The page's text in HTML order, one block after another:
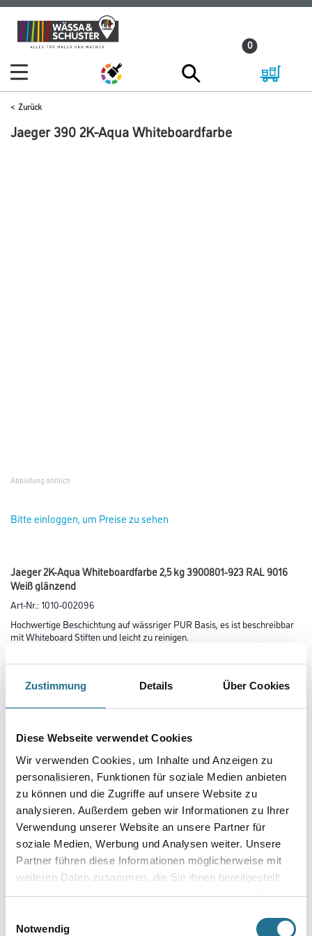
Zustimmung Details Über Cookies
Diese Webseite verwendet Cookies
Wir verwenden Cookies, um Inhalte und Anzeigen zu
personalisieren, Funktionen für soziale Medien anbieten
zu können und die Zugriffe auf unsere Website zu
analysieren. Außerdem geben wir Informationen zu Ihrer
Verwendung unserer Website an unsere Partner für
soziale Medien, Werbung und Analysen weiter. Unsere
Partner führen diese Informationen möglicherweise mit
weiteren Daten zusammen, die Sie ihnen bereitgestellt
haben oder die sie im Rahmen Ihrer Nutzung der Dienste
Notwendig
Zum
Inhalt
Zum
Navigationsmenü
0
Zurück
Jaeger 390 2K-Aqua Whiteboardfarbe
Abbildung ähnlich
Bitte einloggen, um Preise zu sehen
Jaeger 2K-Aqua Whiteboardfarbe 2,5 kg 3900801-923 RAL 9016
Weiß glänzend
Art-Nr.:1010-002096
Hochwertige Beschichtung auf wässriger PUR Basis, es ist beschreibbar
mit Whiteboard Stiften und leicht zu reinigen.
Farbtonbezeichnung
Gebinde
Umrechnungsfaktoren